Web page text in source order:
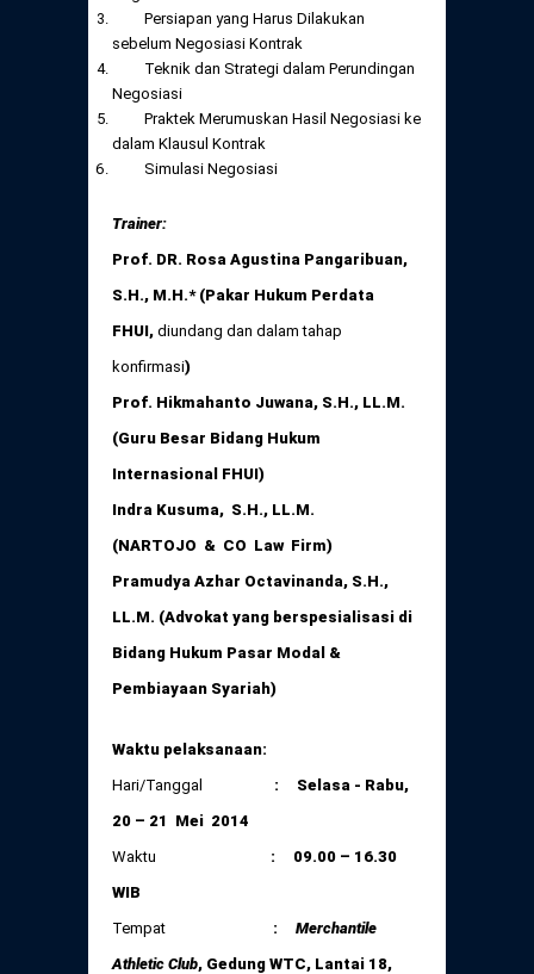
Persiapan yang Harus Dilakukan
sebelum Negosiasi Kontrak
Teknik dan Strategi dalam Perundingan
Negosiasi
Praktek Merumuskan Hasil Negosiasi ke
dalam Klausul Kontrak
Simulasi Negosiasi
Trainer:
Prof. DR. Rosa Agustina Pangaribuan,
S.H., M.H.* (Pakar Hukum Perdata
FHUI, diundang dan dalam tahap
konfirmasi)
Prof. Hikmahanto Juwana, S.H., LL.M.
(Guru Besar Bidang Hukum
Internasional FHUI)
Indra Kusuma, S.H., LL.M.
(NARTOJO & CO Law Firm)
Pramudya Azhar Octavinanda, S.H.,
LL.M. (Advokat yang berspesialisasi di
Bidang Hukum Pasar Modal &
Pembiayaan Syariah)
Waktu pelaksanaan:
Hari/Tanggal : Selasa - Rabu,
20 – 21 Mei 2014
Waktu : 09.00 – 16.30
WIB
Tempat : Merchantile
Athletic Club, Gedung WTC, Lantai 18,